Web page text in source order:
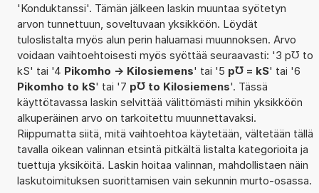
'Konduktanssi'. Tämän jälkeen laskin muuntaa syötetyn
arvon tunnettuun, soveltuvaan yksikköön. Löydät
tuloslistalta myös alun perin haluamasi muunnoksen. Arvo
voidaan vaihtoehtoisesti myös syöttää seuraavasti: '3 p℧ to
kS' tai '4 Pikomho -> Kilosiemens' tai '5 p℧ = kS' tai '6
Pikomho to kS' tai '7 p℧ to Kilosiemens'. Tässä
käyttötavassa laskin selvittää välittömästi mihin yksikköön
alkuperäinen arvo on tarkoitettu muunnettavaksi.
Riippumatta siitä, mitä vaihtoehtoa käytetään, vältetään tällä
tavalla oikean valinnan etsintä pitkältä listalta kategorioita ja
tuettuja yksiköitä. Laskin hoitaa valinnan, mahdollistaen näin
laskutoimituksen suorittamisen vain sekunnin murto-osassa.